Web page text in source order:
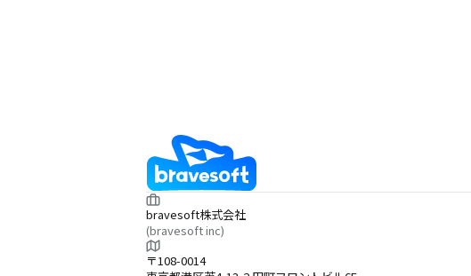
bravesoft株式会社
(bravesoft inc)
〒108-0014